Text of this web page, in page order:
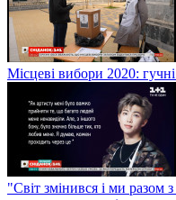
Місцеві вибори 2020:
"Світ змінився і ми